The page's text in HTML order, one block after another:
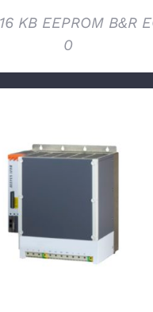
KB EEPROM B&R
0
DETTAGLI